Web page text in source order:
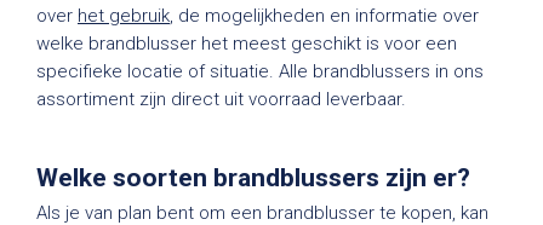
over het gebruik, de mogelijkheden en informatie over
welke brandblusser het meest geschikt is voor een
specifieke locatie of situatie. Alle brandblussers in ons
assortiment zijn direct uit voorraad leverbaar.
Welke soorten brandblussers zijn er?
Als je van plan bent om een brandblusser te kopen, kan